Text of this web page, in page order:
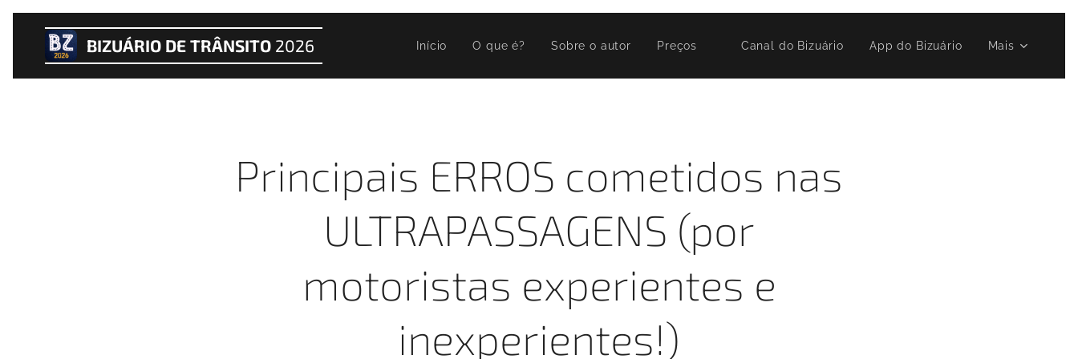
BIZUÁRIO DE TRÂNSITO 2026 Início O que é? Sobre o autor Preços ▶️ Canal do Bizuário App do Bizuário Mais
Principais ERROS cometidos nas
ULTRAPASSAGENS (por
motoristas experientes e
inexperientes!)